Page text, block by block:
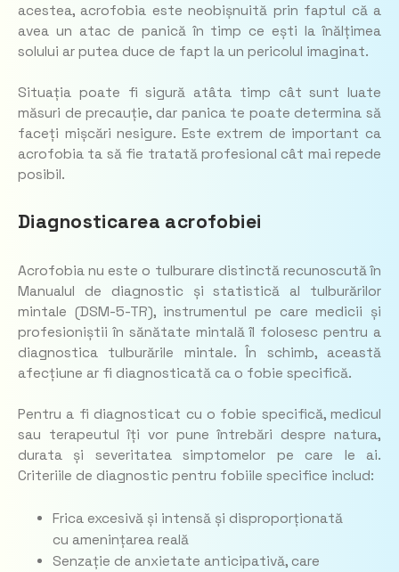
acestea, acrofobia este neobișnuită prin faptul că a
avea un atac de panică în timp ce ești la înălțimea
solului ar putea duce de fapt la un pericolul imaginat.
Situația poate fi sigură atâta timp cât sunt luate
măsuri de precauție, dar panica te poate determina să
faceți mișcări nesigure. Este extrem de important ca
acrofobia ta să fie tratată profesional cât mai repede
posibil.
Diagnosticarea acrofobiei
Acrofobia nu este o tulburare distinctă recunoscută în
Manualul de diagnostic și statistică al tulburărilor
mintale (DSM-5-TR), instrumentul pe care medicii și
profesioniștii în sănătate mintală îl folosesc pentru a
diagnostica tulburările mintale. În schimb, această
afecțiune ar fi diagnosticată ca o fobie specifică.
Pentru a fi diagnosticat cu o fobie specifică, medicul
sau terapeutul îți vor pune întrebări despre natura,
durata și severitatea simptomelor pe care le ai.
Criteriile de diagnostic pentru fobiile specifice includ:
Frica excesivă și intensă și disproporționată
cu amenințarea reală
Senzație de anxietate anticipativă, care